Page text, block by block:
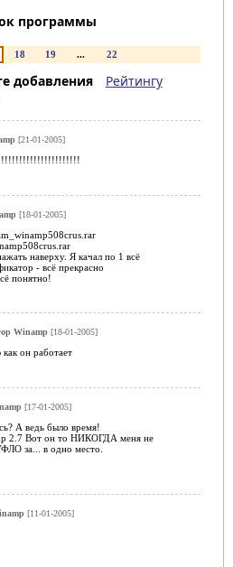
программы
18 19 ... 22
добавления
Рейтингу
[21-01-2005]
[18-01-2005]
наверху. Я качал по 1 всё
- всё прекрасно
понятно!
Winamp [18-01-2005]
он работает
[17-01-2005]
А ведь было время!
2.7 Вот он то НИКОГДА меня не
за... в одно место.
[11-01-2005]